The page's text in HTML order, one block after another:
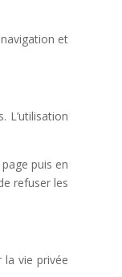
et
L’utilisation
puis en
refuser les
vie privée